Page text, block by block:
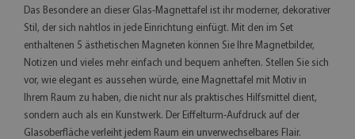
Das Besondere an dieser Glas-Magnettafel ist ihr moderner, dekorativer
Stil, der sich nahtlos in jede Einrichtung einfügt. Mit den im Set
enthaltenen 5 ästhetischen Magneten können Sie Ihre Magnetbilder,
Notizen und vieles mehr einfach und bequem anheften. Stellen Sie sich
vor, wie elegant es aussehen würde, eine Magnettafel mit Motiv in
Ihrem Raum zu haben, die nicht nur als praktisches Hilfsmittel dient,
sondern auch als ein Kunstwerk. Der Eiffelturm-Aufdruck auf der
Glasoberfläche verleiht jedem Raum ein unverwechselbares Flair.